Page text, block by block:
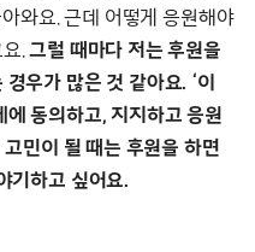
와요. 근데 어떻게 응원해야
.그럴 때마다 저는 후원을
우가 많은 것 같아요. ‘이
동의하고, 지지하고 응원
민이 될 때는 후원을 하면
기하고 싶어요.